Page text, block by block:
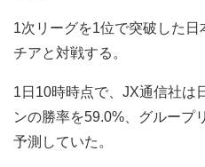
1次リーグを1位で突破した
チアと対戦する。
1日10時時点で、JX通信社は
ンの勝率を59.0%、グループ
予測していた。